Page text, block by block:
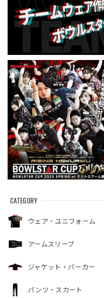
CATEGORY
ウェア・ユニフォーム
アームスリーブ
ジャケット・パーカー
パンツ・スカート